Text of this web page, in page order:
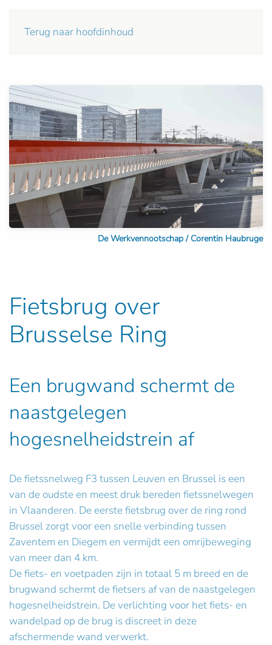
Terug naar hoofdinhoud
De Werkvennootschap / Corentin Haubruge
Fietsbrug over
Brusselse Ring
Een brugwand schermt de
naastgelegen
hogesnelheidstrein af
De fietssnelweg F3 tussen Leuven en Brussel is een
van de oudste en meest druk bereden fietssnelwegen
in Vlaanderen. De eerste fietsbrug over de ring rond
Brussel zorgt voor een snelle verbinding tussen
Zaventem en Diegem en vermijdt een omrijbeweging
van meer dan 4 km.
De fiets- en voetpaden zijn in totaal 5 m breed en de
brugwand schermt de fietsers af van de naastgelegen
hogesnelheidstrein. De verlichting voor het fiets- en
wandelpad op de brug is discreet in deze
afschermende wand verwerkt.